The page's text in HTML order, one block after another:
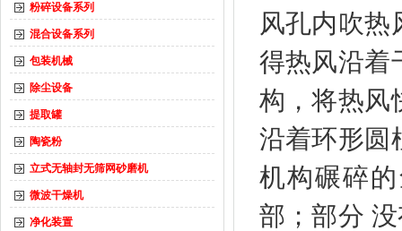
粉碎设备系列
混合设备系列
包装机械
除尘设备
提取罐
陶瓷粉
立式无轴封无筛网砂磨机
微波干燥机
净化装置
风孔内吹
得热风沿着
构，将热风
沿着环形圆
机构碾碎
部；部分